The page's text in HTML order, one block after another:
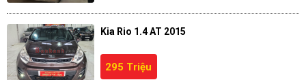
Kia Rio 1.4 AT 2015
295 Triệu